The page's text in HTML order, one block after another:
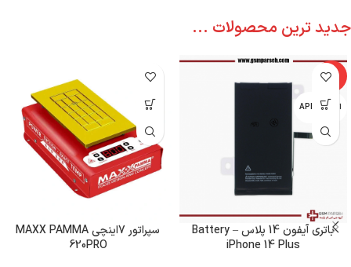
جدید ترین محصولات ...
-6%
اپل - APPLE
باتری آیفون 14 پلاس – Battery
iPhone 14 Plus
سپراتور 7اینچی MAXX PAMMA
620PRO